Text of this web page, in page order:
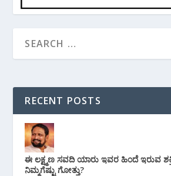
RECENT POSTS
ಈ ಲಕ್ಷ್ಮಣ ಸವದಿ ಯಾರು ಇವರ ಹಿಂದೆ ಇರುವ
ನಿಮ್ಮಗೆಷ್ಟು ಗೋತ್ತು?